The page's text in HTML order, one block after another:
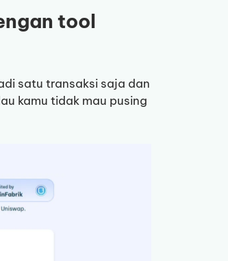
tool
satu transaksi saja dan
kamu tidak mau pusing